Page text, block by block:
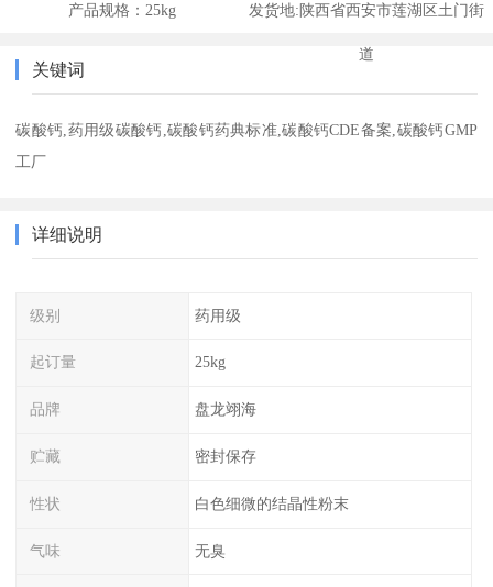
产品规格： 25kg 发货地:陕西省西安市莲湖区土门街
道
关键词
碳酸钙,药用级碳酸钙,碳酸钙药典标准,碳酸钙CDE备案,碳酸钙GMP
工厂
详细说明
级别 药用级
起订量 25kg
品牌 盘龙翊海
贮藏 密封保存
性状 白色细微的结晶性粉末
气味 无臭